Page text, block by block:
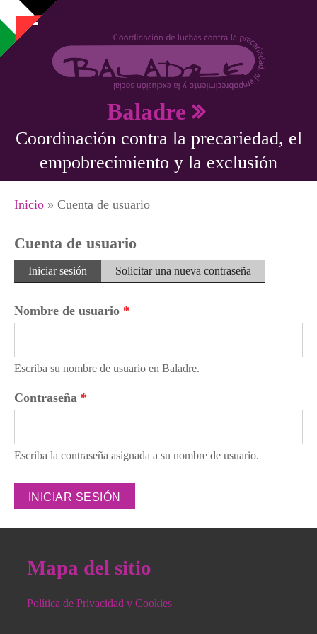
Pasar al contenido principal
Baladre
Coordinación contra la precariedad, el
empobrecimiento y la exclusión
Se encuentra usted aquí
Inicio » Cuenta de usuario
Cuenta de usuario
Solapas principales
Iniciar sesión (solapaSolicitar una nueva contraseña
Nombre de usuario *
Escriba su nombre de usuario en Baladre.
Contraseña *
Escriba la contraseña asignada a su nombre de usuario.
Mapa del sitio
Política de Privacidad y Cookies